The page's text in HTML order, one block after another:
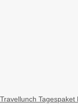
Travellunch